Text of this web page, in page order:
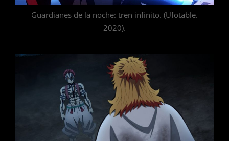
Guardianes de la noche: tren infinito. (Ufotable.
2020).